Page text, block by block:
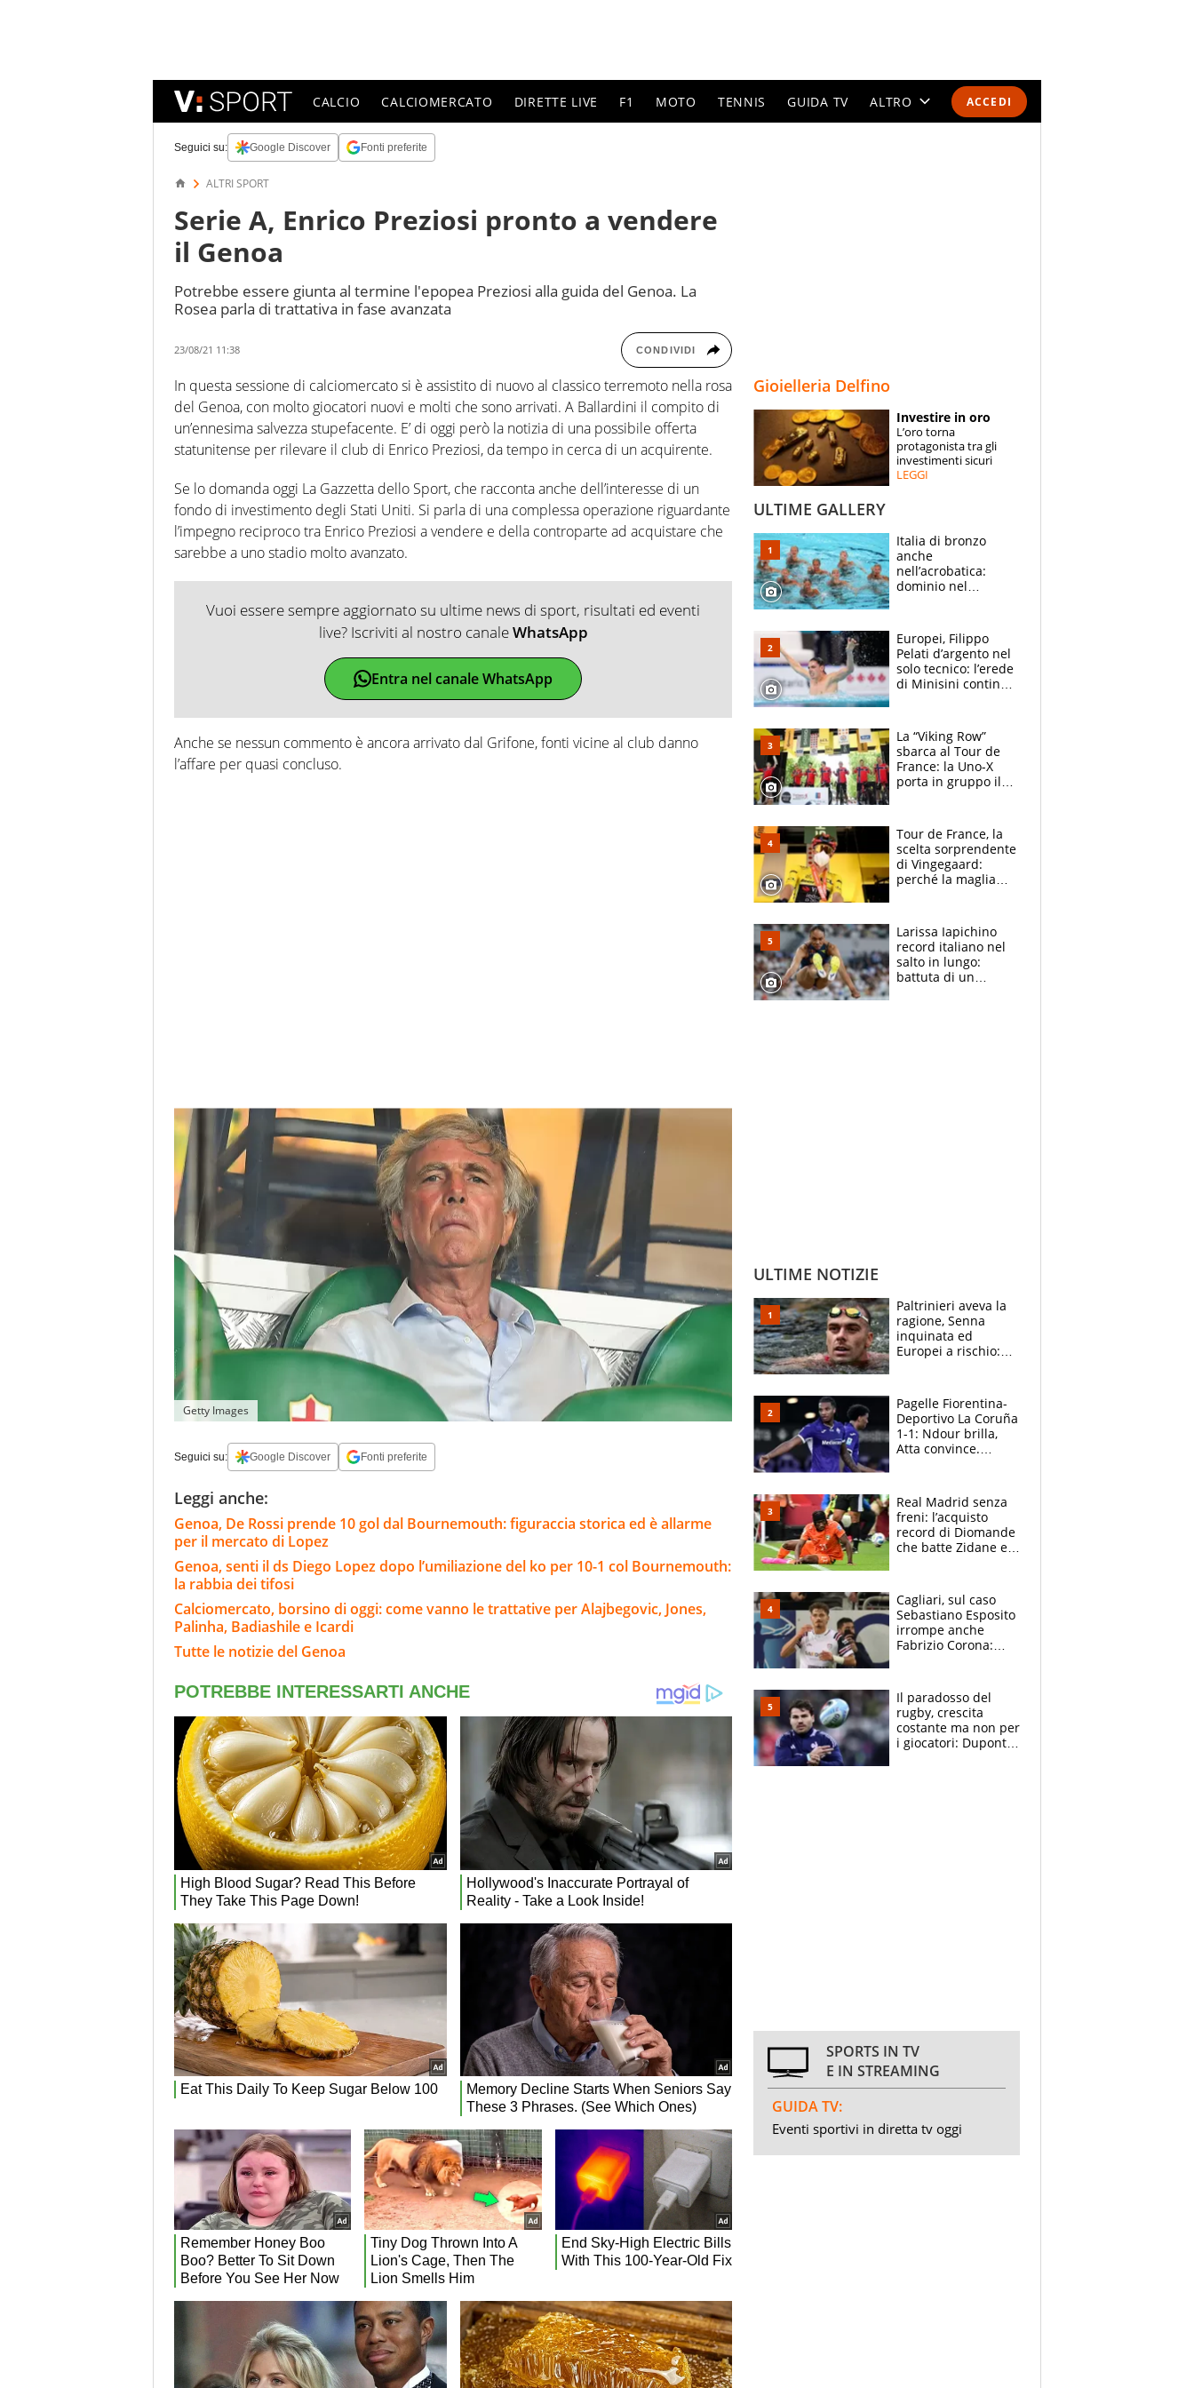
ACCEDI
CALCIO CALCIOMERCATO DIRETTE LIVE F1 MOTO TENNIS GUIDA TV ALTRO
SPECIALI
ESPERTI
Seguici su: Google Discover Fonti preferite
ALTRI SPORT
Serie A, Enrico Preziosi pronto a vendere
il Genoa
Potrebbe essere giunta al termine l'epopea Preziosi alla guida del Genoa. La
Rosea parla di trattativa in fase avanzata
23/08/21 11:38 CONDIVIDI
In questa sessione di calciomercato si è assistito di nuovo al classico terremoto nella rosa
del Genoa, con molto giocatori nuovi e molti che sono arrivati. A Ballardini il compito di
un’ennesima salvezza stupefacente. E’ di oggi però la notizia di una possibile offerta
statunitense per rilevare il club di Enrico Preziosi, da tempo in cerca di un acquirente.
Se lo domanda oggi La Gazzetta dello Sport, che racconta anche dell’interesse di un
fondo di investimento degli Stati Uniti. Si parla di una complessa operazione riguardante
l’impegno reciproco tra Enrico Preziosi a vendere e della controparte ad acquistare che
sarebbe a uno stadio molto avanzato.
Vuoi essere sempre aggiornato su ultime news di sport, risultati ed eventi
live? Iscriviti al nostro canaleWhatsApp
Entra nel canale WhatsApp
Anche se nessun commento è ancora arrivato dal Grifone, fonti vicine al club danno
l’affare per quasi concluso.
Getty Images
Seguici su: Google Discover Fonti preferite
Leggi anche:
Genoa, De Rossi prende 10 gol dal Bournemouth: figuraccia storica ed è allarme
per il mercato di Lopez
Genoa, senti il ds Diego Lopez dopo l’umiliazione del ko per 10-1 col Bournemouth:
la rabbia dei tifosi
Calciomercato, borsino di oggi: come vanno le trattative per Alajbegovic, Jones,
Palinha, Badiashile e Icardi
Tutte le notizie del Genoa
Gioielleria Delfino
Investire in oro
L’oro torna
protagonista tra gli
investimenti sicuri
LEGGI
ULTIME GALLERY
Italia di bronzo
anche
nell’acrobatica:
dominio nel
e compagni
continuare
Europei, Filippo
Pelati d’argento nel
solo tecnico: l’erede
di Minisini continua
mirino
La “Viking Row”
sbarca al Tour de
France: la Uno-X
porta in gruppo il
compagni
Tour de France, la
scelta sorprendente
di Vingegaard:
perché la maglia
rischio da evitare
Larissa Iapichino
record italiano nel
salto in lungo:
battuta di un
ULTIME NOTIZIE
Paltrinieri aveva la
ragione, Senna
inquinata ed
Europei a rischio:
adesso
Pagelle Fiorentina-
Deportivo La Coruña
1-1: Ndour brilla,
Atta convince.
Real Madrid senza
freni: l’acquisto
record di Diomande
che batte Zidane e
Cagliari, sul caso
Sebastiano Esposito
irrompe anche
Fabrizio Corona:
prove”
Il paradosso del
rugby, crescita
costante ma non per
i giocatori: Dupont
SPORTS IN TV
E IN STREAMING
GUIDA TV:
Eventi sportivi in diretta tv oggi